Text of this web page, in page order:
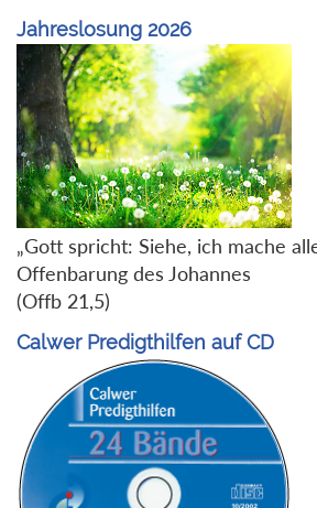
Jahreslosung 2026
„Gott spricht: Siehe, ich mache
Offenbarung des Johannes
(Offb 21,5)
Calwer Predigthilfen auf CD